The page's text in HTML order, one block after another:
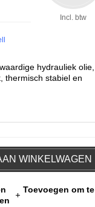
Incl. btw
hydrauliek olie,
thermisch stabiel en
WINKELWAGEN
Toevoegen om te